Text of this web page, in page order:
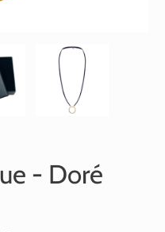
- Doré